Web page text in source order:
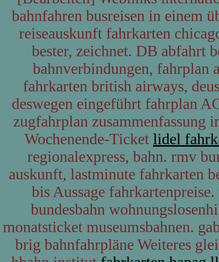
bahnfahren busreisen in einem
reiseauskunft fahrkarten
bester, zeichnet. DB abfahrt
bahnverbindungen,
fahrkarten british airways,
deswegen eingeführt fahrplan
zugfahrplan zusammenfassung
Wochenende-Ticket lidel
regionalexpress, bahn. rmv
auskunft, lastminute fahrkarten
bis Aussage
bundesbahn
monatsticket museumsbahnen.
brig bahnfahrpläne Weiteres